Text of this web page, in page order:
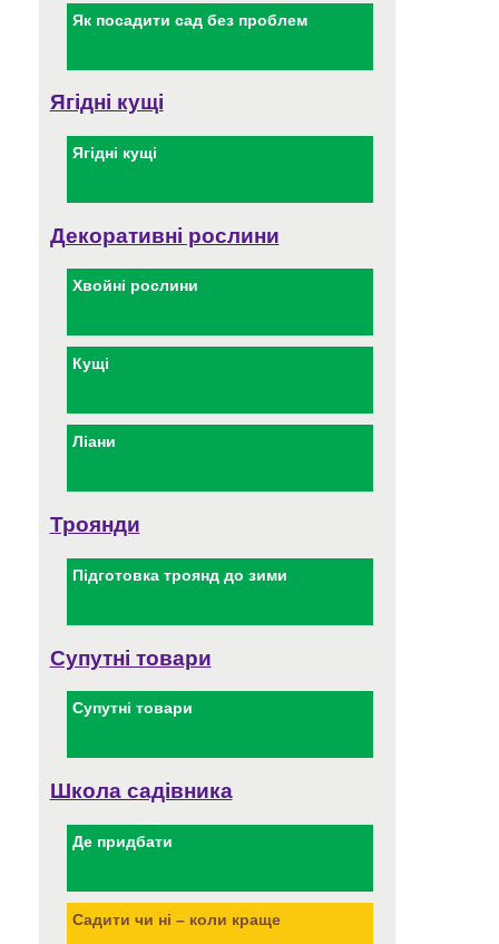
Як посадити сад без проблем
Ягідні кущі
Ягідні кущі
Декоративні рослини
Хвойні рослини
Кущі
Ліани
Троянди
Підготовка троянд до зими
Супутні товари
Супутні товари
Школа садівника
Де придбати
Садити чи ні – коли краще